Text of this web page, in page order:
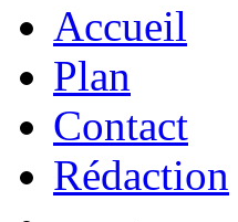
Accueil
Plan
Contact
Rédaction